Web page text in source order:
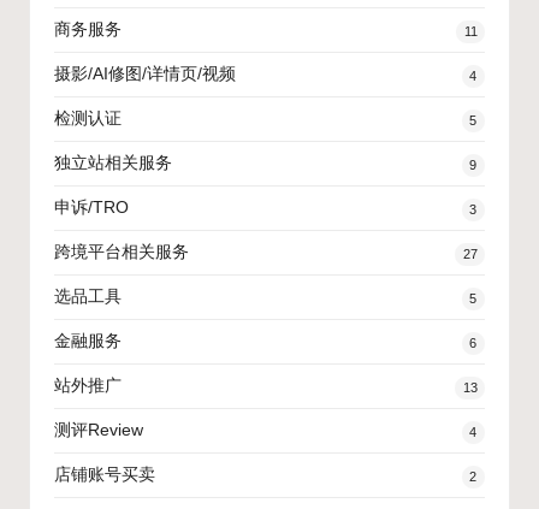
商务服务 11
摄影/AI修图/详情页/视频 4
检测认证 5
独立站相关服务 9
申诉/TRO 3
跨境平台相关服务 27
选品工具 5
金融服务 6
站外推广 13
测评Review 4
店铺账号买卖 2